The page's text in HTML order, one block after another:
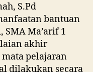
S.Pd
bantuan
Ma’arif 1
akhir
mata pelajaran
dilakukan secara